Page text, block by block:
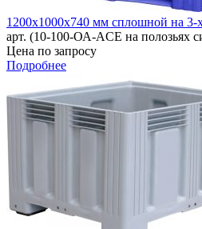
1200х1000х740 мм сплошной на 3-
арт. (10-100-ОА-ACE на полозьях
Цена по запросу
Подробнее